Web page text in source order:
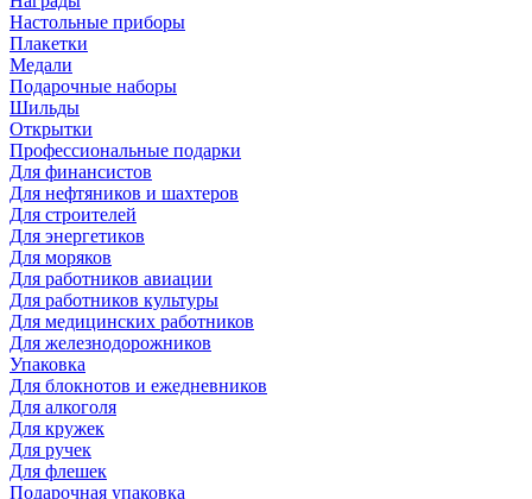
Настольные приборы
Плакетки
Медали
Подарочные наборы
Шильды
Открытки
Профессиональные подарки
Для финансистов
Для нефтяников и шахтеров
Для строителей
Для энергетиков
Для моряков
Для работников авиации
Для работников культуры
Для медицинских работников
Для железнодорожников
Упаковка
Для блокнотов и ежедневников
Для алкоголя
Для кружек
Для ручек
Для флешек
Подарочная упаковка